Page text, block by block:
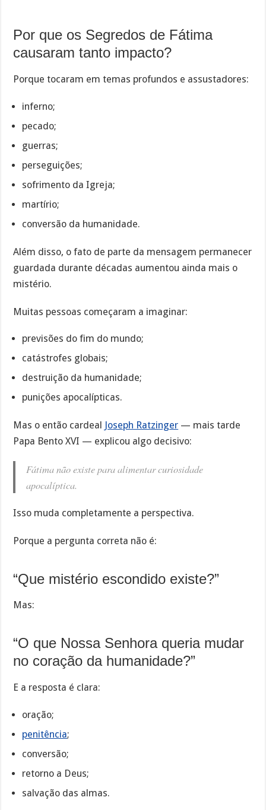
Por que os Segredos de Fátima
causaram tanto impacto?
Porque tocaram em temas profundos e assustadores:
inferno;
pecado;
guerras;
perseguições;
sofrimento da Igreja;
martírio;
conversão da humanidade.
Além disso, o fato de parte da mensagem permanecer
guardada durante décadas aumentou ainda mais o
mistério.
Muitas pessoas começaram a imaginar:
previsões do fim do mundo;
catástrofes globais;
destruição da humanidade;
punições apocalípticas.
Mas o então cardeal Joseph Ratzinger — mais tarde
Papa Bento XVI — explicou algo decisivo:
Fátima não existe para alimentar curiosidade
apocalíptica.
Isso muda completamente a perspectiva.
Porque a pergunta correta não é:
“Que mistério escondido existe?”
Mas:
“O que Nossa Senhora queria mudar
no coração da humanidade?”
E a resposta é clara:
oração;
penitência;
conversão;
retorno a Deus;
salvação das almas.